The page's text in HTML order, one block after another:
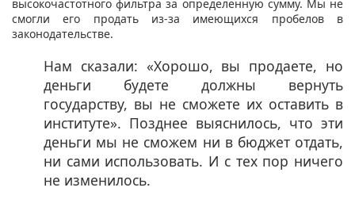
высокочастотного фильтра за определенную сумму. Мы не
смогли его продать из-за имеющихся пробелов в
законодательстве.
Нам сказали: «Хорошо, вы продаете, но
деньги будете должны вернуть
государству, вы не сможете их оставить в
институте». Позднее выяснилось, что эти
деньги мы не сможем ни в бюджет отдать,
ни сами использовать. И с тех пор ничего
не изменилось.